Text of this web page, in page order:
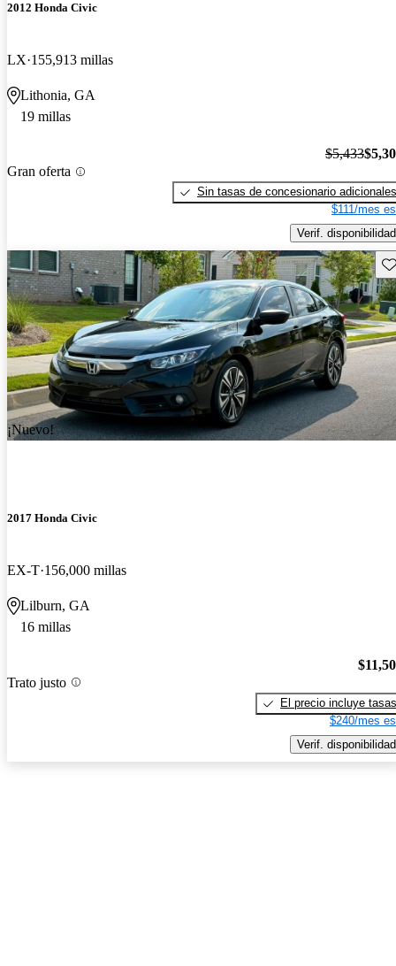
2012 Honda Civic
LX 155,913 millas
Lithonia, GA
19 millas
Gran oferta
$5,433
Sin tasas de concesionario adicionales
$111/mes
Verif. disponibilidad
¡Nuevo!
2017 Honda Civic
EX-T 156,000 millas
Lilburn, GA
16 millas
Trato justo
El precio incluye tasas
$240/mes
Verif. disponibilidad